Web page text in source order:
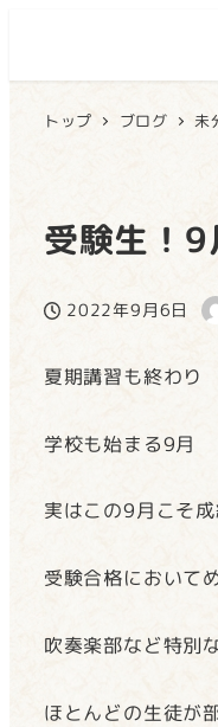
トップ ブログ 未
受験生！9
投稿日
2022年9月6日
著
夏期講習も終わり
学校も始まる9月
実はこの9月こそ
受験合格において
吹奏楽部など特別
ほとんどの生徒が